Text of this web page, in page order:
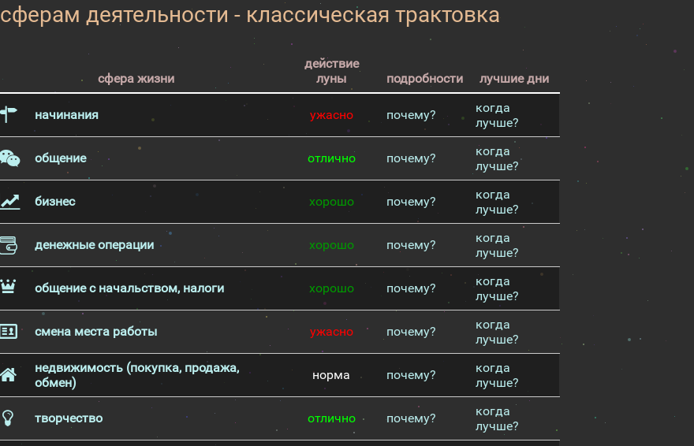
сферам деятельности - классическая трактовка
сфера жизни
действие
луны
подробности лучшие дни
начинания ужасно почему?
когда
лучше?
общение отлично почему?
когда
лучше?
бизнес хорошо почему?
когда
лучше?
денежные операции хорошо почему?
когда
лучше?
общение с начальством, налоги хорошо почему?
когда
лучше?
смена места работы ужасно почему?
когда
лучше?
недвижимость (покупка, продажа,
обмен)
норма почему?
когда
лучше?
творчество отлично почему?
когда
лучше?